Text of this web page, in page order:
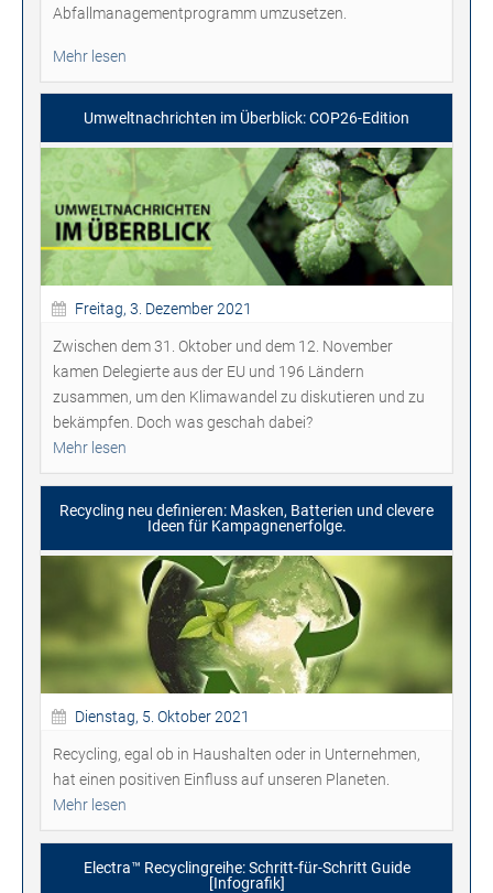
Abfallmanagementprogramm umzusetzen.
Mehr lesen
Umweltnachrichten im Überblick: COP26-Edition
Freitag, 3. Dezember 2021
Zwischen dem 31. Oktober und dem 12. November
kamen Delegierte aus der EU und 196 Ländern
zusammen, um den Klimawandel zu diskutieren und zu
bekämpfen. Doch was geschah dabei?
Mehr lesen
Recycling neu definieren: Masken, Batterien und clevere
Ideen für Kampagnenerfolge.
Dienstag, 5. Oktober 2021
Recycling, egal ob in Haushalten oder in Unternehmen,
hat einen positiven Einfluss auf unseren Planeten.
Mehr lesen
Electra™ Recyclingreihe: Schritt-für-Schritt Guide
[Infografik]